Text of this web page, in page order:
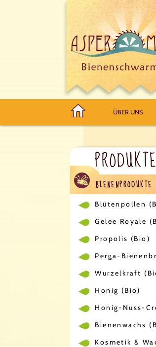
ÜBER UNS
PRODUKTE
BIENENPRODUKTE
Blütenpollen
Gelee Royale
Propolis (Bio)
Perga-
Wurzelkraft
Honig (Bio)
Honig-Nuss-
Bienenwachs
Kosmetik &